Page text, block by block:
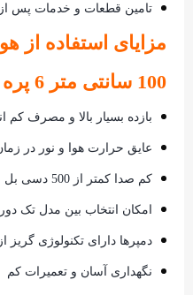
تامین قطعات و خدمات پس از
100 سانتی متر 6 پره استیل الوند
بازده بسیار بالا و مصرف کم
عایق حرارت هوا و نور در
کم صدا کمتر از 500 دسی بل
امکان انتخاب بین مدل تک
دمپرها دارای تکنولوژی گریز
نگهداری آسان و تعمیرات کم